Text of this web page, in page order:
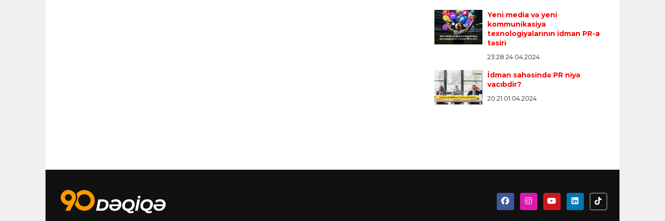
Yeni media və yeni
kommunikasiya
texnologiyalarının idman PR-a
təsiri
23:28 24.04.2024
İdman sahəsində PR niyə
vacıbdir?
20:21 01.04.2024